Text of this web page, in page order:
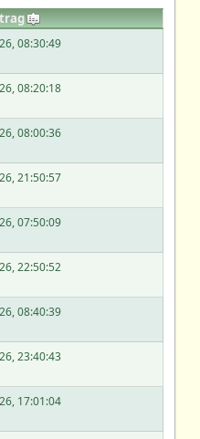
08:30:49
08:20:18
08:00:36
21:50:57
07:50:09
22:50:52
08:40:39
23:40:43
17:01:04